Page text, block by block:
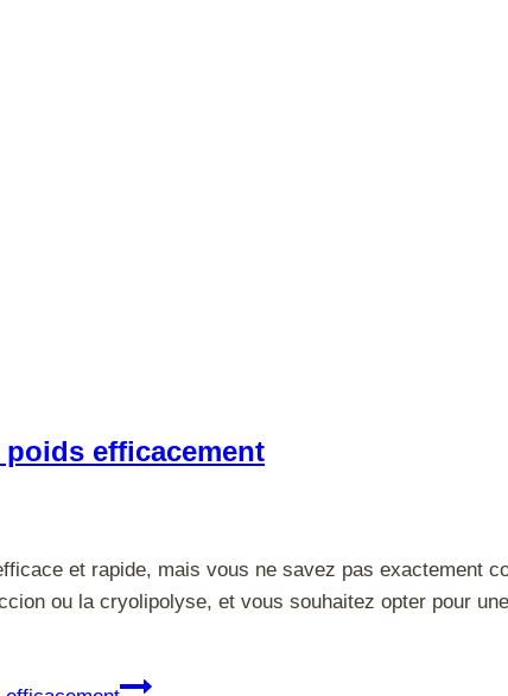
efficacement
et rapide, mais vous ne savez pas exactement
ou la cryolipolyse, et vous souhaitez opter pour